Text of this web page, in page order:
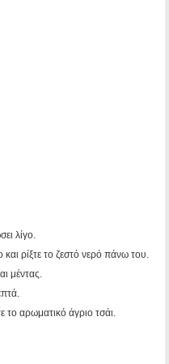
λίγο.
ρίξτε το ζεστό νερό πάνω του.
μέντας.
αρωματικό άγριο τσάι.